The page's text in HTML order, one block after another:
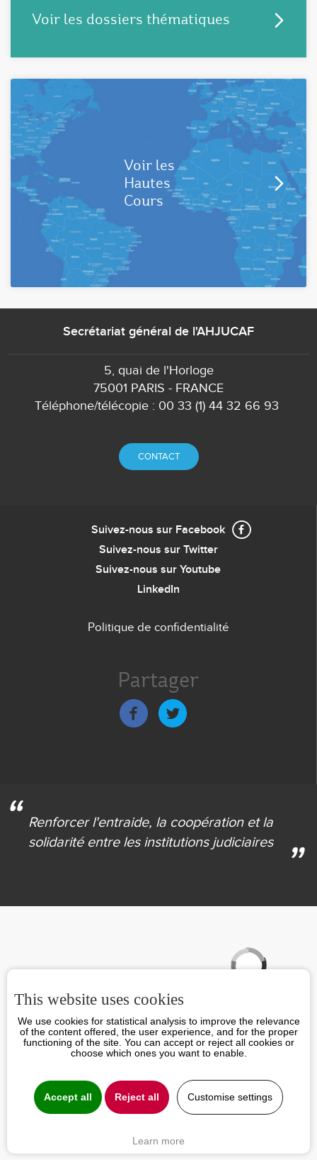
Voir les dossiers thématiques
Voir les
Hautes
Cours
Secrétariat général de l'AHJUCAF
5, quai de l'Horloge
75001 PARIS - FRANCE
Téléphone/télécopie : 00 33 (1) 44 32 66 93
CONTACT
Suivez-nous sur Facebook
Suivez-nous sur Twitter
Suivez-nous sur Youtube
LinkedIn
Politique de confidentialité
Partager
Renforcer l'entraide, la coopération et la
solidaritéentre les institutions judiciaires
This website uses cookies
We use cookies for statistical analysis to improve the relevance
of the content offered, the user experience, and for the proper
functioning of the site. You can accept or reject all cookies or
choose which ones you want to enable.
Accept all Reject all Customise settings
Learn more